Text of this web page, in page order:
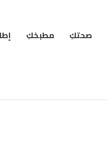
صحتكِ مطبخكِ